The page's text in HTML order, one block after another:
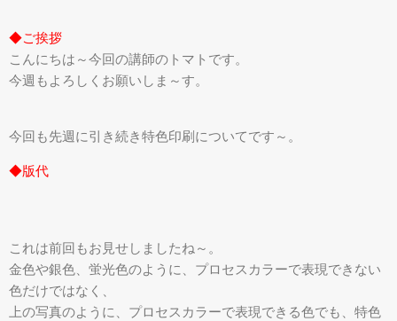
サイトマップ
◆ご挨拶
こんにちは～今回の講師のトマトです。
今週もよろしくお願いしま～す。
今回も先週に引き続き特色印刷についてです～。
◆版代
これは前回もお見せしましたね～。
金色や銀色、蛍光色のように、プロセスカラーで表現できない
色だけではなく、
上の写真のように、プロセスカラーで表現できる色でも、特色